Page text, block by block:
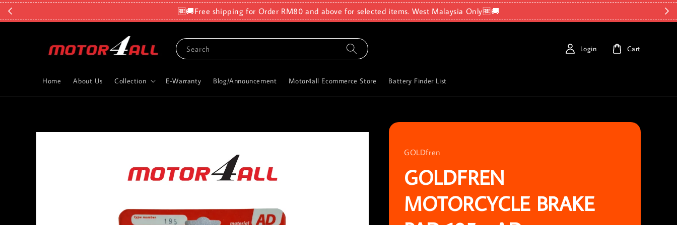
🆓🚚Free shipping for Order RM80 and above for selected items. West Malaysia Only🆓🚚
Search
Home About Us Collection E-Warranty Blog/Announcement Motor4all Ecommerce Store Battery Finder List
Login Cart
GOLDfren
GOLDFREN
MOTORCYCLE BRAKE